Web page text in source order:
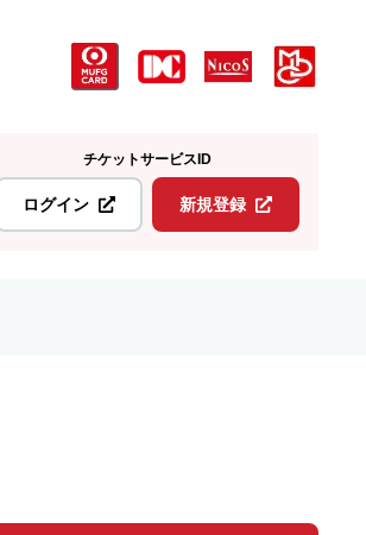
チケットサービスID
ログイン 新規登録